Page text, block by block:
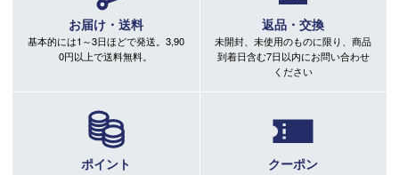
お届け・送料
基本的には1～3日ほどで発送。3,90
0円以上で送料無料。
返品・交換
未開封、未使用のものに限り、商品
到着日含む7日以内にお問い合わせ
ください
ポイント クーポン